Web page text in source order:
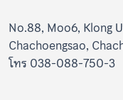
No.88, Moo6, Klong
Chachoengsao,
โทร 038-088-750-3